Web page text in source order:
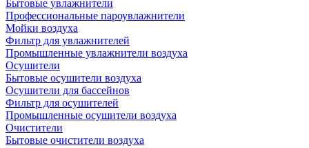
Бытовые увлажнители
Профессиональные пароувлажнители
Мойки воздуха
Фильтр для увлажнителей
Промышленные увлажнители воздуха
Осушители
Бытовые осушители воздуха
Осушители для бассейнов
Фильтр для осушителей
Промышленные осушители воздуха
Очистители
Бытовые очистители воздуха